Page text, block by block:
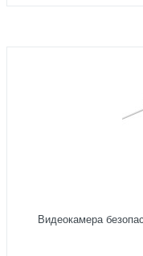
Видеокамера